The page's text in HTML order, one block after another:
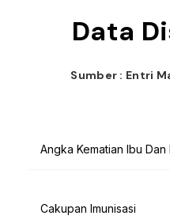
Data
Sumber : Entri
Angka Kematian Ibu Dan
Cakupan Imunisasi